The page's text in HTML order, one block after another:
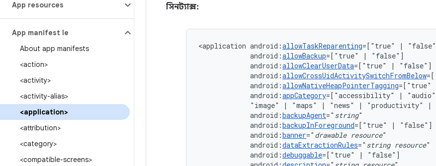
App resources
App manifest file
About app manifests
<action>
<activity>
<activity-alias>
<application>
<attribution>
<category>
<compatible-screens>
সিনট্যাক্স:
<application android:allowTaskReparenting=["true" |
android:allowBackup=["true" |
android:allowClearUserData=["true" |
android:allowCrossUidActivitySwitchFromBelow
android:allowNativeHeapPointerTagging=["true"
android:appCategory=["accessibility" | "audio"
"image"
| "maps" | "news" | "productivity" |
android:backupAgent=" string
android:backupInForeground=["true" |
android:banner=" drawable resource
android:dataExtractionRules=" string resource
android:debuggable=["true" |